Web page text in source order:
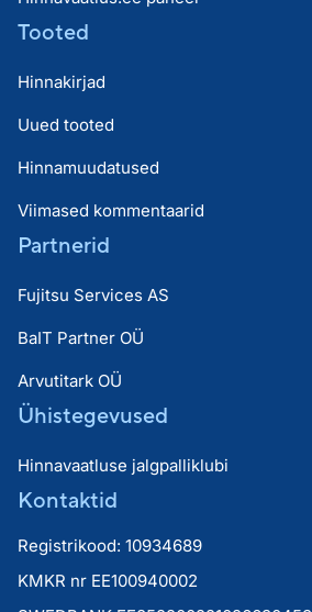
Tooted
Hinnakirjad
Uued tooted
Hinnamuudatused
Viimased kommentaarid
Partnerid
Fujitsu Services AS
BaIT Partner OÜ
Arvutitark OÜ
Ühistegevused
Hinnavaatluse jalgpalliklubi
Kontaktid
Registrikood: 10934689
KMKR nr EE100940002